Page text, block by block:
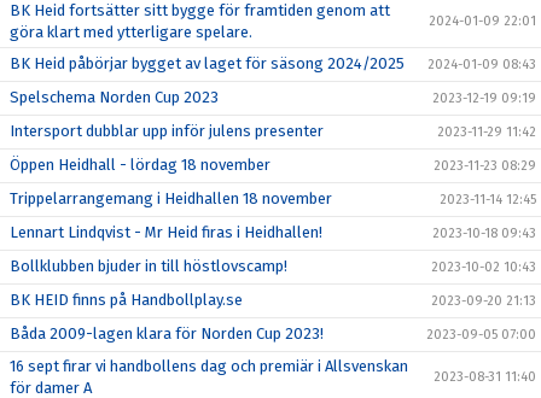
BK Heid fortsätter sitt bygge för framtiden genom att
göra klart med ytterligare spelare.
2024-01-09 22:01
BK Heid påbörjar bygget av laget för säsong 2024/2025 2024-01-09 08:43
Spelschema Norden Cup 2023 2023-12-19 09:19
Intersport dubblar upp inför julens presenter 2023-11-29 11:42
Öppen Heidhall - lördag 18 november 2023-11-23 08:29
Trippelarrangemang i Heidhallen 18 november 2023-11-14 12:45
Lennart Lindqvist - Mr Heid firas i Heidhallen! 2023-10-18 09:43
Bollklubben bjuder in till höstlovscamp! 2023-10-02 10:43
BK HEID finns på Handbollplay.se 2023-09-20 21:13
Båda 2009-lagen klara för Norden Cup 2023! 2023-09-05 07:00
16 sept firar vi handbollens dag och premiär i Allsvenskan
för damer A
2023-08-31 11:40